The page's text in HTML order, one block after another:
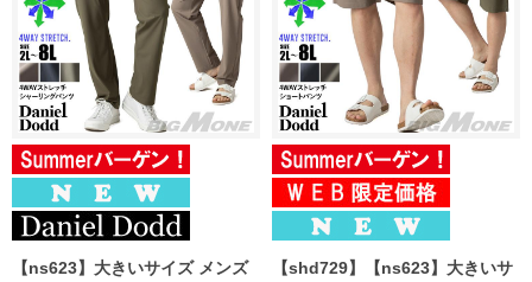
【ns623】大きいサイズ メンズ
【shd729】【ns623】大きいサ